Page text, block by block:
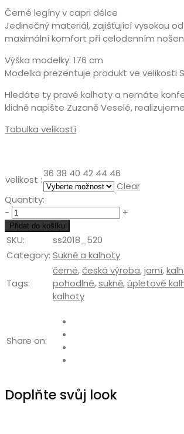
Černé legíny v capri délce
Jedinečný materiál, zajišťující vysokou
maximální komfort při celodenním
Výška modelky: 176 cm
Modelka prezentuje produkt ve velikosti
Hledáte ty pravé kalhoty a nemáte
klidně napište Zuzaně Veselé,
Tabulka velikostí
velikost :
36 38 40 42 44 46
Clear
Quantity:
- Quantity +
Přidat do košíku
SKU:
ss2018_520
Category: Sukně a kalhoty
Tags:
černé,česká výroba,jarní,
pohodlné,sukně,úpletové
kalhoty
Share on:
Doplňte svůj look